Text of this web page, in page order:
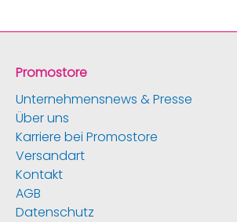
Promostore
Unternehmensnews & Presse
Über uns
Karriere bei Promostore
Versandart
Kontakt
AGB
Datenschutz